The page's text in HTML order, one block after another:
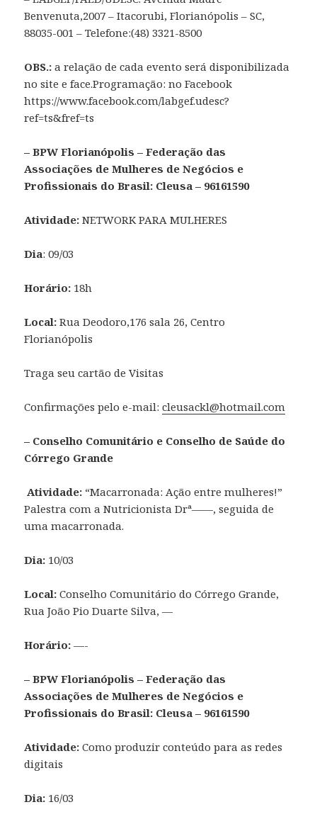
Benvenuta,2007 – Itacorubi, Florianópolis – SC,
88035-001 – Telefone:(48) 3321-8500
OBS.: a relação de cada evento será disponibilizada
no site e face.Programação: no Facebook
https://www.facebook.com/labgef.udesc?
ref=ts&fref=ts
– BPW Florianópolis – Federação das
Associações de Mulheres de Negócios e
Profissionais do Brasil: Cleusa – 96161590
Atividade: NETWORK PARA MULHERES
Dia: 09/03
Horário: 18h
Local: Rua Deodoro,176 sala 26, Centro
Florianópolis
Traga seu cartão de Visitas
Confirmações pelo e-mail:cleusackl@hotmail.com
– Conselho Comunitário e Conselho de Saúde do
Córrego Grande
Atividade: “Macarronada: Ação entre mulheres!”
Palestra com a Nutricionista Drª——, seguida de
uma macarronada.
Dia: 10/03
Local:Conselho Comunitário do Córrego Grande,
Rua João Pio Duarte Silva, —
Horário: —-
– BPW Florianópolis – Federação das
Associações de Mulheres de Negócios e
Profissionais do Brasil: Cleusa – 96161590
Atividade: Como produzir conteúdo para as redes
digitais
Dia: 16/03